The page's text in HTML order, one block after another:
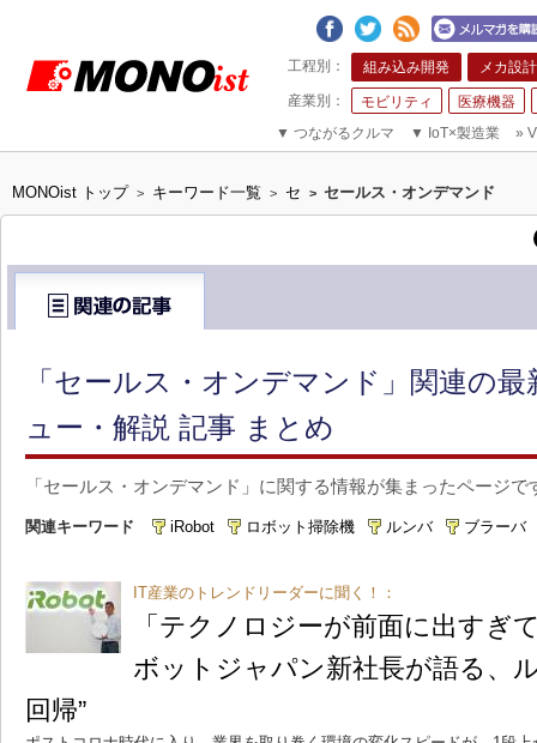
組み込み開発 メカ設計
モビリティ
医療機器
▼ つながるクルマ ▼ IoT×製造業 »
MONOist トップ > キーワード一覧 > セ > セールス・オンデマンド
「セールス・オンデマンド」関連の
ュー・解説 記事 まとめ
「セールス・オンデマンド」に関する情報が集まったページで
関連キーワード iRobot ロボット掃除機 ルンバ ブラーバ
IT産業のトレンドリーダーに聞く！：
「テクノロジーが前面に出す
ボットジャパン新社長が語る、
回帰”